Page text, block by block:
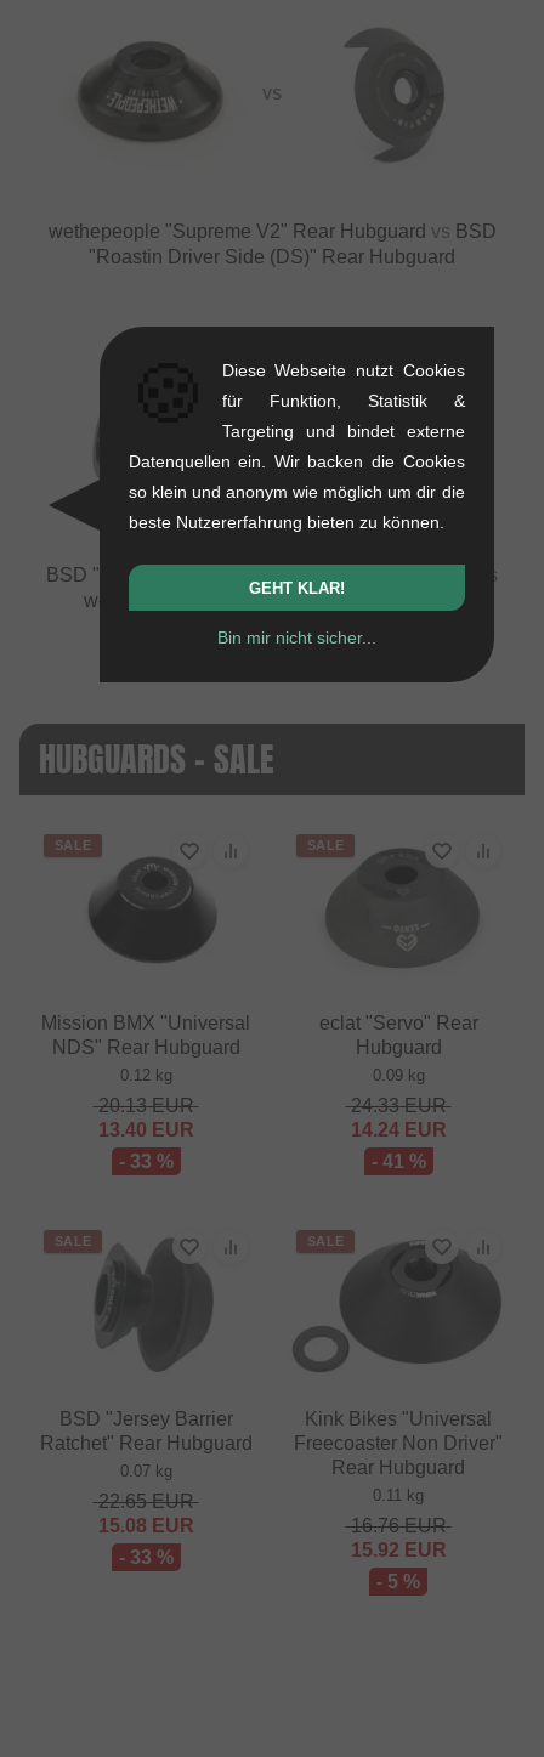
VS
wethepeople "Supreme V2" Rear Hubguard vs BSD
"Roastin Driver Side (DS)" Rear Hubguard
VS
BSD "Jersey Barrier Cassette #2" Rear Hubguard
vs
wethepeople "Supreme V2" Rear Hubguard
HUBGUARDS - SALE
SALE
Mission BMX "Universal
NDS" Rear Hubguard
0.12 kg
20.13EUR
13.40 EUR
- 33 %
SALE
eclat "Servo" Rear
Hubguard
0.09 kg
24.33EUR
14.24EUR
- 41 %
SALE
BSD "Jersey Barrier
Ratchet" Rear Hubguard
0.07 kg
22.65EUR
15.08 EUR
- 33 %
SALE
Kink Bikes "Universal
Freecoaster Non Driver"
Rear Hubguard
0.11 kg
16.76EUR
15.92 EUR
- 5 %
Diese Webseite nutzt Cookies
für Funktion, Statistik &
Targeting und bindet externe
Datenquellen ein. Wir backen die Cookies
so klein und anonym wie möglich um dir die
beste Nutzererfahrung bieten zu können.
GEHT KLAR!
Bin mir nicht sicher...